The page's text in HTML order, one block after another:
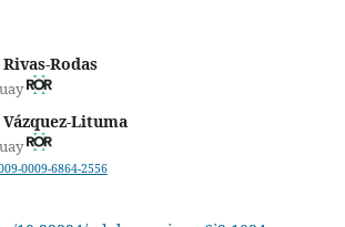
Rodas
Lituma
0009-6864-2556